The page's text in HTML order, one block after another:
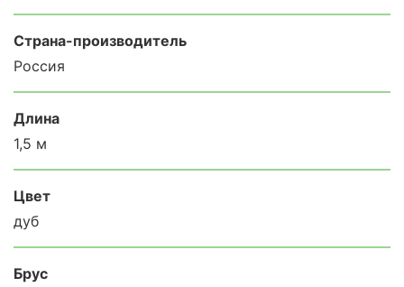
Страна-производитель
Россия
Длина
1,5 м
Цвет
дуб
Брус